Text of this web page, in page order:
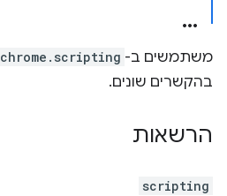
משתמשים ב- chrome.scripting
בהקשרים שונים.
הרשאות
scripting